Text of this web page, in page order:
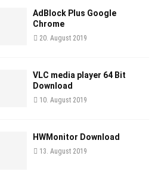
AdBlock Plus Google
Chrome
20. August 2019
VLC media player 64 Bit
Download
10. August 2019
HWMonitor Download
13. August 2019